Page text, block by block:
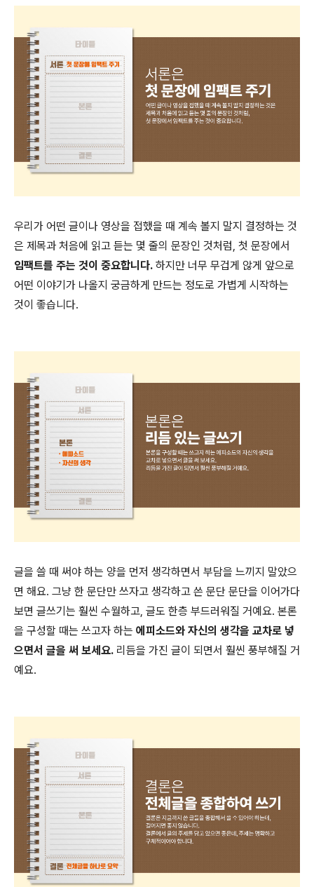
우리가 어떤 글이나 영상을 접했을 때 계속 볼지 말지 결정하는 것
은 제목과 처음에 읽고 듣는 몇 줄의 문장인 것처럼, 첫 문장에서
임팩트를 주는 것이 중요합니다. 하지만 너무 무겁게 않게 앞으로
어떤 이야기가 나올지 궁금하게 만드는 정도로 가볍게 시작하는
것이 좋습니다.
글을 쓸 때 써야 하는 양을 먼저 생각하면서 부담을 느끼지 말았으
면 해요. 그냥 한 문단만 쓰자고 생각하고 쓴 문단 문단을 이어가다
보면 글쓰기는 훨씬 수월하고, 글도 한층 부드러워질 거예요. 본론
을 구성할 때는 쓰고자 하는 에피소드와 자신의 생각을 교차로 넣
으면서 글을 써 보세요. 리듬을 가진 글이 되면서 훨씬 풍부해질 거
예요.